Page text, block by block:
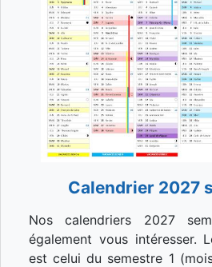
Calendrier 2027
Nos calendriers 2027
également vous intéresser.
est celui du semestre 1